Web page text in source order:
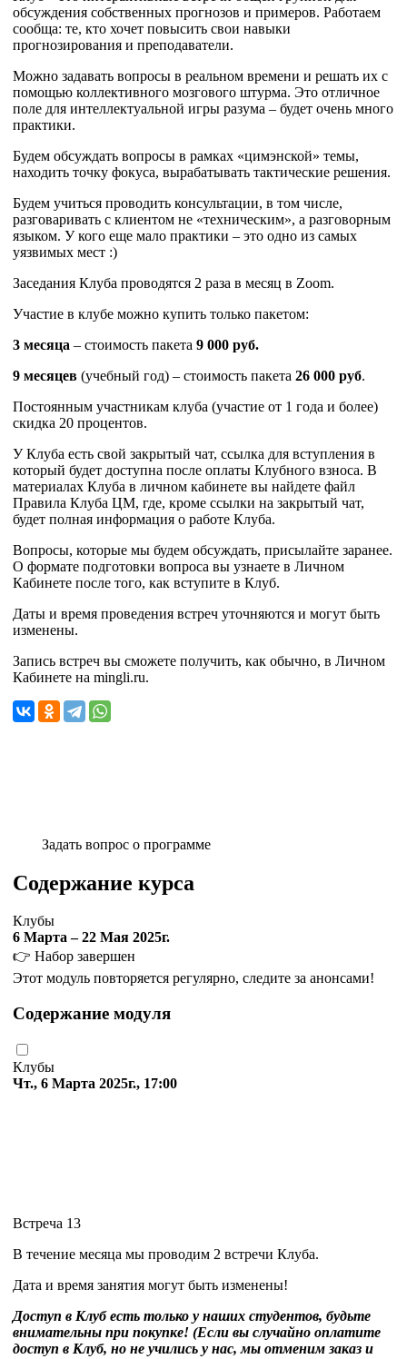
обсуждения собственных прогнозов и примеров. Работаем
сообща: те, кто хочет повысить свои навыки
прогнозирования и преподаватели.
Можно задавать вопросы в реальном времени и решать их с
помощью коллективного мозгового штурма. Это отличное
поле для интеллектуальной игры разума – будет очень много
практики.
Будем обсуждать вопросы в рамках «цимэнской» темы,
находить точку фокуса, вырабатывать тактические решения.
Будем учиться проводить консультации, в том числе,
разговаривать с клиентом не «техническим», а разговорным
языком. У кого еще мало практики – это одно из самых
уязвимых мест :)
Заседания Клуба проводятся 2 раза в месяц в Zoom.
Участие в клубе можно купить только пакетом:
3 месяца – стоимость пакета 9 000 руб.
9 месяцев (учебный год) – стоимость пакета 26 000 руб.
Постоянным участникам клуба (участие от 1 года и более)
скидка 20 процентов.
У Клуба есть свой закрытый чат, ссылка для вступления в
который будет доступна после оплаты Клубного взноса. В
материалах Клуба в личном кабинете вы найдете файл
Правила Клуба ЦМ, где, кроме ссылки на закрытый чат,
будет полная информация о работе Клуба.
Вопросы, которые мы будем обсуждать, присылайте заранее.
О формате подготовки вопроса вы узнаете в Личном
Кабинете после того, как вступите в Клуб.
Даты и время проведения встреч уточняются и могут быть
изменены.
Запись встреч вы сможете получить, как обычно, в Личном
Кабинете на mingli.ru.
Задать вопрос о программе
Содержание курса
Клубы
6 Марта – 22 Мая 2025г.
👉 Набор завершен
Этот модуль повторяется регулярно, следите за анонсами!
Содержание модуля
Клубы
Чт., 6 Марта 2025г., 17:00
Встреча 13
В течение месяца мы проводим 2 встречи Клуба.
Дата и время занятия могут быть изменены!
Доступ в Клуб есть только у наших студентов, будьте
внимательны при покупке! (Если вы случайно оплатите
доступ в Клуб, но не учились у нас, мы отменим заказ и